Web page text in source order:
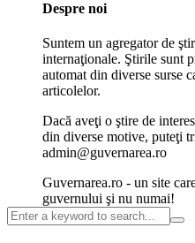
Despre noi
Suntem un agregator de
internaţionale. Ştirile sunt
automat din diverse surse
articolelor.
Dacă aveţi o ştire de
din diverse motive, puteţi
admin@guvernarea.ro
Guvernarea.ro - un site
guvernului şi nu numai!